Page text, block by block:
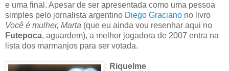
e uma final. Apesar de ser apresentada como uma pessoa
simples pelo jornalista argentino Diego Graciano no livro
Você é mulher, Marta (que eu ainda vou resenhar aqui no
Futepoca, aguardem), a melhor jogadora de 2007 entra na
lista dos marmanjos para ser votada.
Riquelme